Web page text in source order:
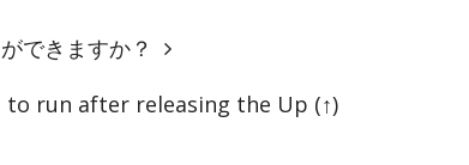
できますか？
run after releasing the Up (↑)